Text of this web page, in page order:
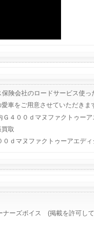
保険会社のロードサービス使っ
車をご用意させていただきま
Ｇ４００ｄマヌファクトゥー
取
０ｄマヌファクトゥーアエディ
ーズボイス (掲載を許可し